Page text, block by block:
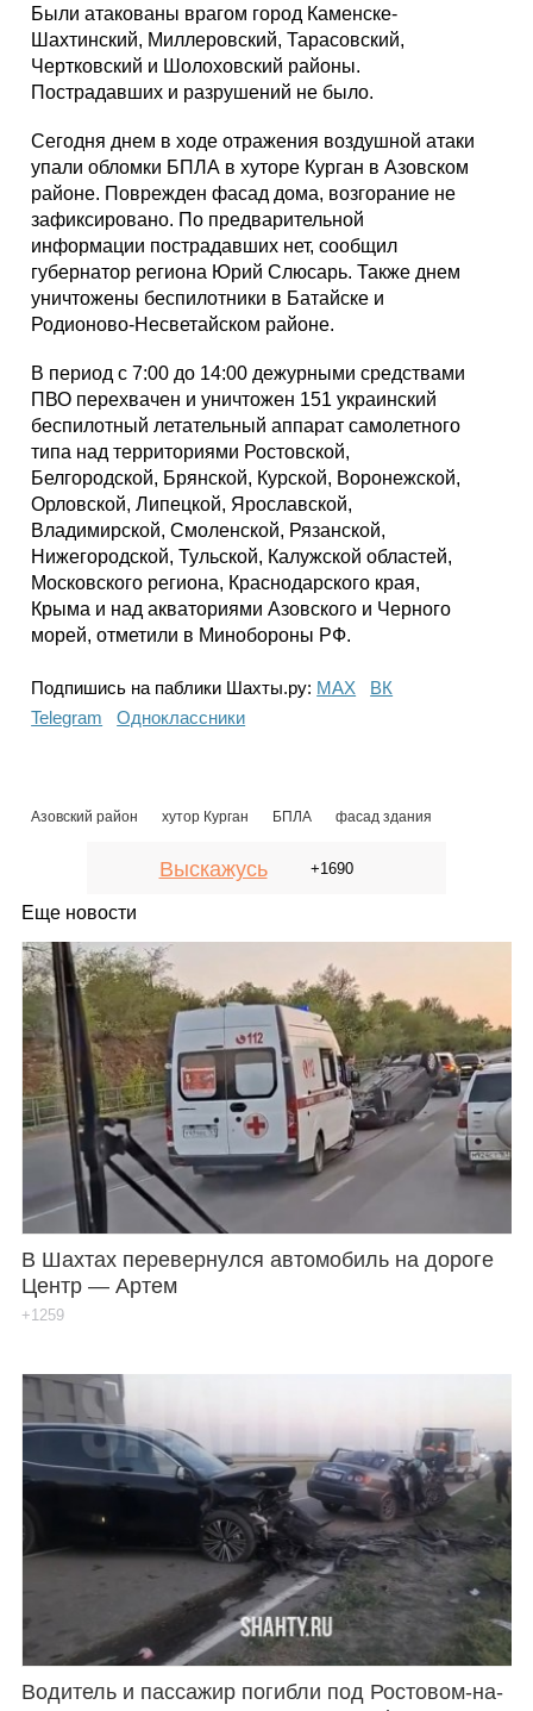
Фотогалерея
Были атакованы врагом город Каменске-
Шахтинский, Миллеровский, Тарасовский,
Чертковский и Шолоховский районы.
Пострадавших и разрушений не было.
Сегодня днем в ходе отражения воздушной атаки
упали обломки БПЛА в хуторе Курган в Азовском
районе. Поврежден фасад дома, возгорание не
зафиксировано. По предварительной
информации пострадавших нет, сообщил
губернатор региона Юрий Слюсарь. Также днем
уничтожены беспилотники в Батайске и
Родионово-Несветайском районе.
В период с 7:00 до 14:00 дежурными средствами
ПВО перехвачен и уничтожен 151 украинский
беспилотный летательный аппарат самолетного
типа над территориями Ростовской,
Белгородской, Брянской, Курской, Воронежской,
Орловской, Липецкой, Ярославской,
Владимирской, Смоленской, Рязанской,
Нижегородской, Тульской, Калужской областей,
Московского региона, Краснодарского края,
Крыма и над акваториями Азовского и Черного
морей, отметили в Минобороны РФ.
Подпишись на паблики Шахты.ру: МАХ
ВК
Telegram
Одноклассники
Азовский район хутор Курган БПЛА фасад здания
Выскажусь +1690
Еще новости
В Шахтах перевернулся автомобиль на дороге
Центр — Артем
+1259
Водитель и пассажир погибли под Ростовом-на-